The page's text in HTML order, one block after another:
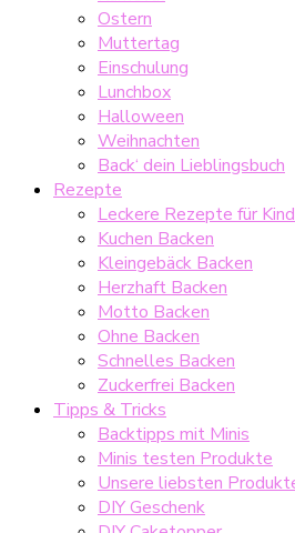
Ostern
Muttertag
Einschulung
Lunchbox
Halloween
Weihnachten
Back‘ dein Lieblingsbuch
Rezepte
Leckere Rezepte für
Kuchen Backen
Kleingebäck Backen
Herzhaft Backen
Motto Backen
Ohne Backen
Schnelles Backen
Zuckerfrei Backen
Tipps & Tricks
Backtipps mit Minis
Minis testen Produkte
Unsere liebsten
DIY Geschenk